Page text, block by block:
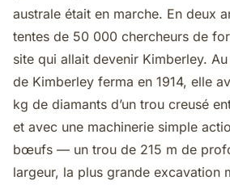
australe était en marche. En deux
tentes de 50 000 chercheurs de
site qui allait devenir Kimberley.
de Kimberley ferma en 1914, elle
kg de diamants d’un trou creusé
et avec une machinerie simple
bœufs — un trou de 215 m de
largeur, la plus grande excavation